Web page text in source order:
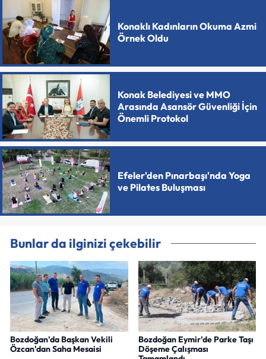
Konaklı Kadınların Okuma Azmi
Örnek Oldu
Konak Belediyesi ve MMO
Arasında Asansör Güvenliği İçin
Önemli Protokol
Efeler'den Pınarbaşı'nda Yoga
ve Pilates Buluşması
Bunlar da ilginizi çekebilir
Bozdoğan'da Başkan Vekili
Özcan'dan Saha Mesaisi
Bozdoğan Eymir'de Parke Taşı
Döşeme Çalışması